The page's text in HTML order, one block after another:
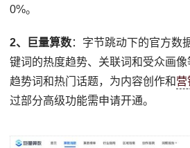
0%。
2、巨量算数：字节跳动下的官方数
键词的热度趋势、关联词和受众画
趋势词和热门话题，为内容创作和营
过部分高级功能需申请开通。